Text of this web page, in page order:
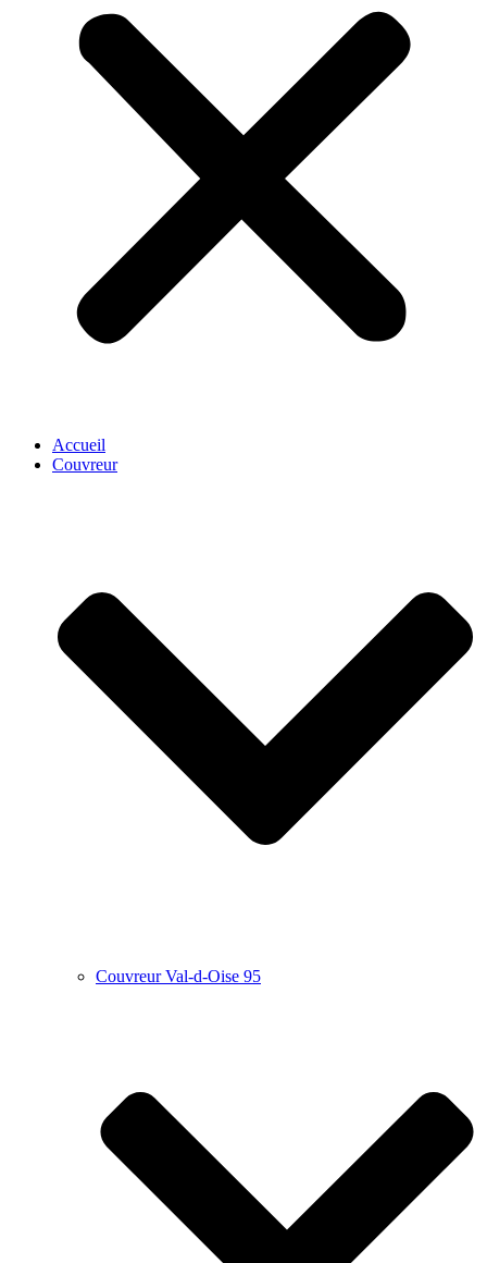
Accueil
Couvreur
Couvreur Val-d-Oise 95